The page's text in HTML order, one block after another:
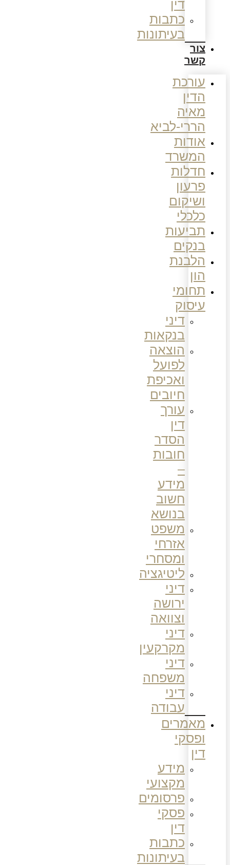
דין
כתבות
בעיתונות
צור
קשר
עורכת
הדין
מאיה
הררי-לביא
אודות
המשרד
חדלות
פרעון
ושיקום
כלכלי
תביעות
בנקים
הלבנת
הון
תחומי
עיסוק
דיני
בנקאות
הוצאה
לפועל
ואכיפת
חיובים
עורך
דין
הסדר
חובות
מידע
חשוב
בנושא
משפט
אזרחי
ומסחרי
ליטיגציה
דיני
ירושה
וצוואה
דיני
מקרקעין
דיני
משפחה
דיני
עבודה
מאמרים
ופסקי
דין
מידע
מקצועי
פרסומים
פסקי
דין
כתבות
בעיתונות